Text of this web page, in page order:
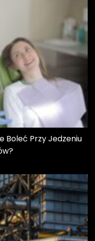
Boleć Przy Jedzeniu